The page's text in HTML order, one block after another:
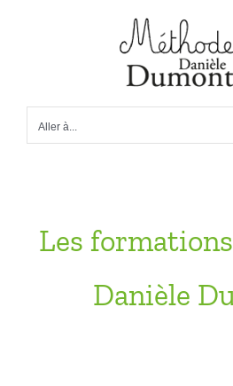
Aller à...
Les
Danièle